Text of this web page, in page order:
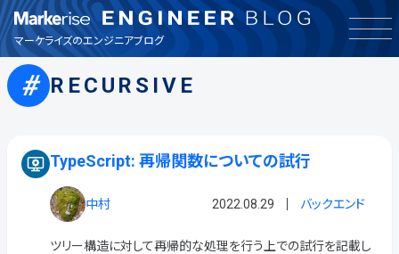
マーケライズのエンジニアブログ
インフラ
お知らせ
バックエンド
フロントエンド
RECURSIVE
TypeScript: 再帰関数についての試行
中村 2022.08.29 バックエンド
ツリー構造に対して再帰的な処理を行う上での試行を記載し